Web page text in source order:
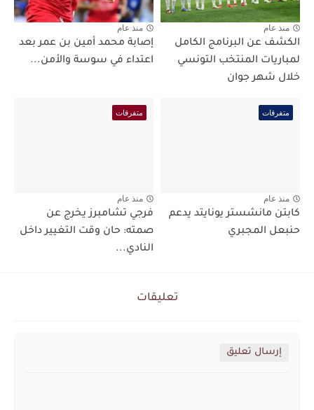
منذ عام
الكشف عن البرنامج الكامل
لمباريات المنتخب التونسي
خلال شهر جوان
منذ عام
إصابة محمد أمين بن عمر بعد
اعتداء في سوسة والأمن...
متفرقات
منذ عام
كابتن مانشستر يونايتد يدعم
حنبعل المجبري
متفرقات
منذ عام
فرجي تشامبرز يخرج عن
صمته: حان وقت التغيير داخل
النادي...
تعليقات
إرسال تعليق